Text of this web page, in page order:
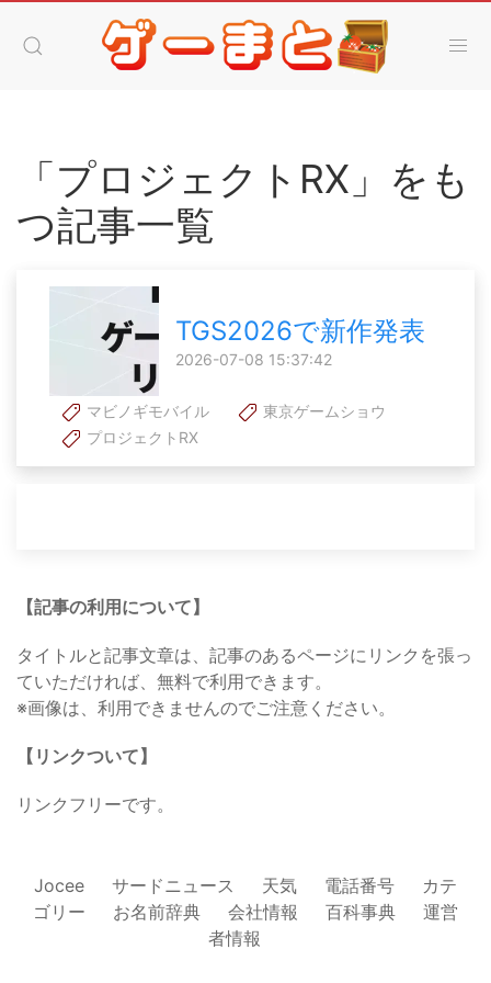
「プロジェクトRX」をも
つ記事一覧
TGS2026で新作発表
2026-07-08 15:37:42
マビノギモバイル
東京ゲームショウ
プロジェクトRX
【記事の利用について】
タイトルと記事文章は、記事のあるページにリンクを張っ
ていただければ、無料で利用できます。
※画像は、利用できませんのでご注意ください。
【リンクついて】
リンクフリーです。
Jocee サードニュース 天気 電話番号
カテ
ゴリー
お名前辞典 会社情報 百科事典
運営
者情報